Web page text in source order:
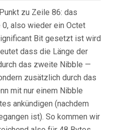
zu Zeile 86: das
0, also wieder ein Octet
Bit gesetzt ist wird
dass die Länge der
das zweite Nibble —
zusätzlich durch das
mit nur einem Nibble
ankündigen (nachdem
ist). So kommen wir